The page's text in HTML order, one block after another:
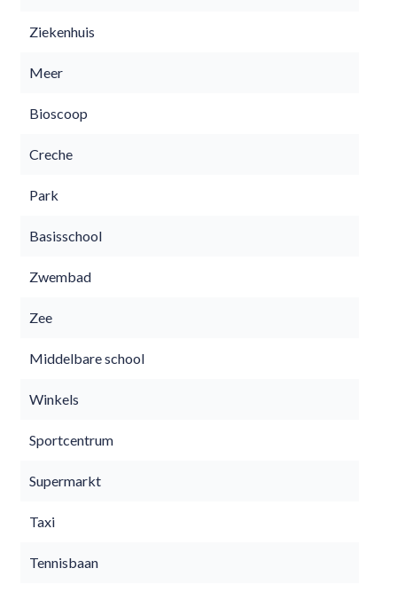
Ziekenhuis
Meer
Bioscoop
Creche
Park
Basisschool
Zwembad
Zee
Middelbare school
Winkels
Sportcentrum
Supermarkt
Taxi
Tennisbaan